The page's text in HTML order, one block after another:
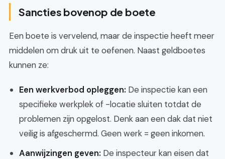
Sancties bovenop de boete
Een boete is vervelend, maar de inspectie heeft meer
middelen om druk uit te oefenen. Naast geldboetes
kunnen ze:
Een werkverbod opleggen: De inspectie kan een
specifieke werkplek of -locatie sluiten totdat de
problemen zijn opgelost. Denk aan een dak dat niet
veilig is afgeschermd. Geen werk = geen inkomen.
Aanwijzingen geven: De inspecteur kan eisen dat